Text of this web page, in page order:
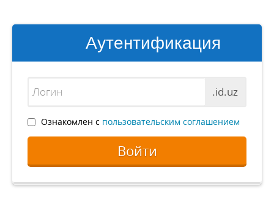
Аутентификация
.id.uz
Ознакомлен с пользовательским соглашением
Войти